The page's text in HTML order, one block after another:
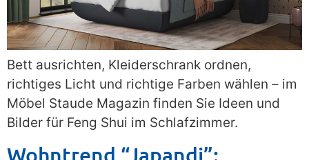
Bett ausrichten, Kleiderschrank ordnen,
richtiges Licht und richtige Farben wählen – im
Möbel Staude Magazin finden Sie Ideen und
Bilder für Feng Shui im Schlafzimmer.
Wohntrend “Japandi”: